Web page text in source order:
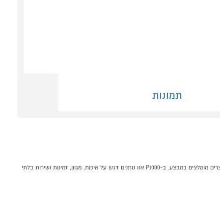
תמונות
מזגן עילי ELECTRA MAX INV 240 אלקטרה קונים אונליין בקטגוריית מזגן עילי במחלקת מזגנים מאווררים ומוצרי חימום בP1000 - אתר קניות ישראלי בטוח, משתלם ונוח המציע מוצרים מומלצים במבצע. ב-P1000 אנו נותנים דגש על איכות, מגוון, זמינות ושירות בלתי